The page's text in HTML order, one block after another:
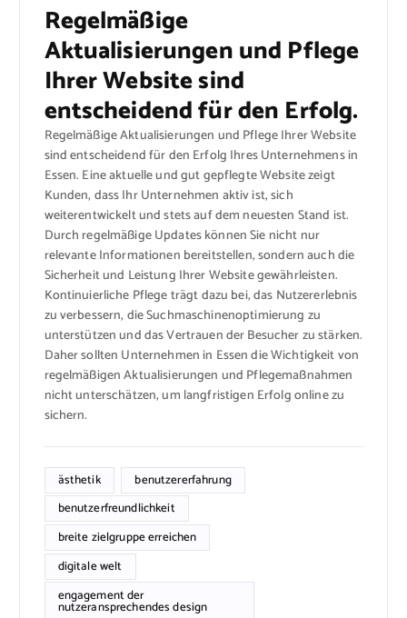
Regelmäßige
Aktualisierungen und Pflege
Ihrer Website sind
entscheidend für den Erfolg.
Regelmäßige Aktualisierungen und Pflege Ihrer Website
sind entscheidend für den Erfolg Ihres Unternehmens in
Essen. Eine aktuelle und gut gepflegte Website zeigt
Kunden, dass Ihr Unternehmen aktiv ist, sich
weiterentwickelt und stets auf dem neuesten Stand ist.
Durch regelmäßige Updates können Sie nicht nur
relevante Informationen bereitstellen, sondern auch die
Sicherheit und Leistung Ihrer Website gewährleisten.
Kontinuierliche Pflege trägt dazu bei, das Nutzererlebnis
zu verbessern, die Suchmaschinenoptimierung zu
unterstützen und das Vertrauen der Besucher zu stärken.
Daher sollten Unternehmen in Essen die Wichtigkeit von
regelmäßigen Aktualisierungen und Pflegemaßnahmen
nicht unterschätzen, um langfristigen Erfolg online zu
sichern.
ästhetik
benutzererfahrung
benutzerfreundlichkeit
breite zielgruppe erreichen
digitale welt
engagement der
nutzeransprechendes design